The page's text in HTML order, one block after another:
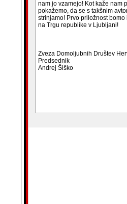
nam jo vzamejo! Kot kaže nam
pokažemo, da se s takšnim
strinjamo! Prvo priložnost
na Trgu republike v Ljubljani!
Zveza Domoljubnih Društev
Predsednik
Andrej Šiško